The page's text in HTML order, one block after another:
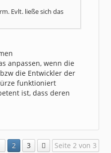
Evlt. ließe sich das
anpassen, wenn die
die Entwickler der
funktioniert
ist, dass deren
2 3 Seite 2 von 3